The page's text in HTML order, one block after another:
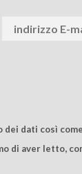
dati così
di aver letto,